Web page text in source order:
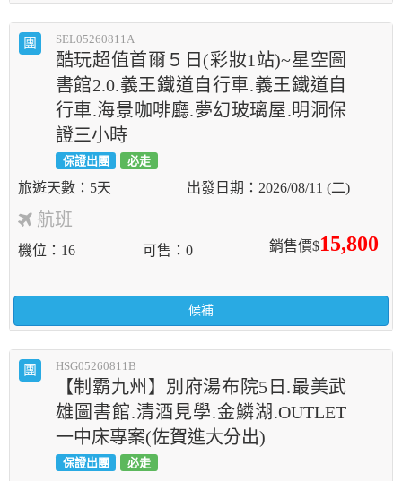
團 SEL05260811A
酷玩超值首爾５日(彩妝1站)~星空圖
書館2.0.義王鐵道自行車.義王鐵道自
行車.海景咖啡廳.夢幻玻璃屋.明洞保
證三小時
保證出團 必走
5天 2026/08/11 (二)
航班
銷售價$15,800
機位 16 可售 0
候補
團 HSG05260811B
【制霸九州】別府湯布院5日.最美武
雄圖書館.清酒見學.金鱗湖.OUTLET
一中床專案(佐賀進大分出)
保證出團 必走